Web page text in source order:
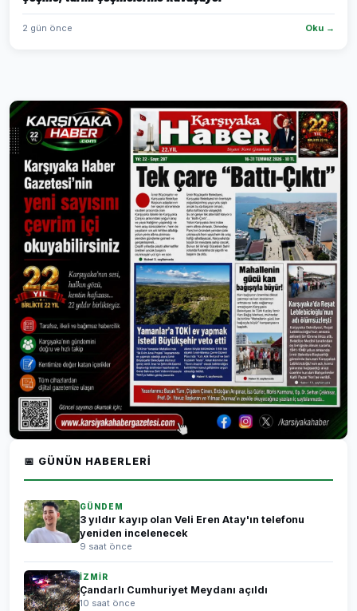
2 gün önce Oku →
📅 GÜNÜN HABERLERI
GÜNDEM
3 yıldır kayıp olan Veli Eren Atay'ın telefonu
yeniden incelenecek
9 saat önce
İZMİR
Çandarlı Cumhuriyet Meydanı açıldı
10 saat önce